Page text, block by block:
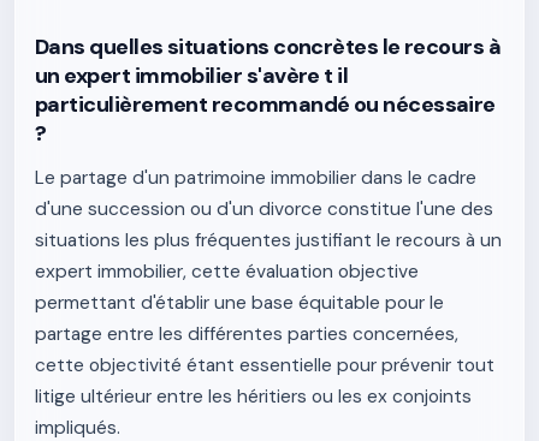
Dans quelles situations concrètes le recours à
un expert immobilier s'avère t il
particulièrement recommandé ou nécessaire
?
Le partage d'un patrimoine immobilier dans le cadre
d'une succession ou d'un divorce constitue l'une des
situations les plus fréquentes justifiant le recours à un
expert immobilier, cette évaluation objective
permettant d'établir une base équitable pour le
partage entre les différentes parties concernées,
cette objectivité étant essentielle pour prévenir tout
litige ultérieur entre les héritiers ou les ex conjoints
impliqués.